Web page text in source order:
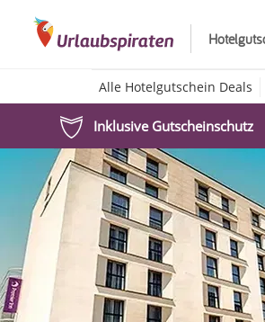
Alle Hotelgutschein Deals
Inklusive Gutscheinschutz